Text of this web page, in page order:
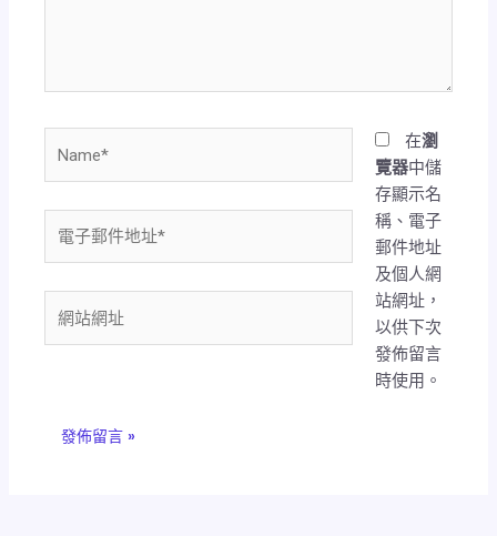
子
地
站
在瀏
覽器中儲
存顯示名
稱、電子
郵件地址
及個人網
站網址，
以供下次
發佈留言
時使用。